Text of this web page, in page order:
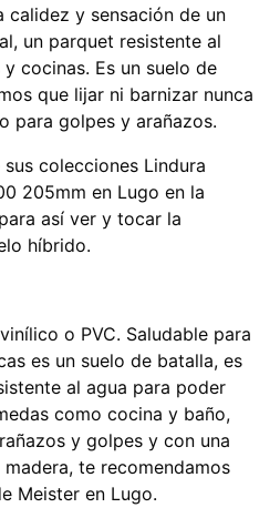
calidez y sensación de un
un parquet resistente al
cocinas. Es un suelo de
que lijar ni barnizar nunca
para golpes y arañazos.
colecciones Lindura
205mm en Lugo en la
así ver y tocar la
híbrido.
o PVC. Saludable para
es un suelo de batalla, es
al agua para poder
como cocina y baño,
y golpes y con una
te recomendamos
Meister en Lugo.